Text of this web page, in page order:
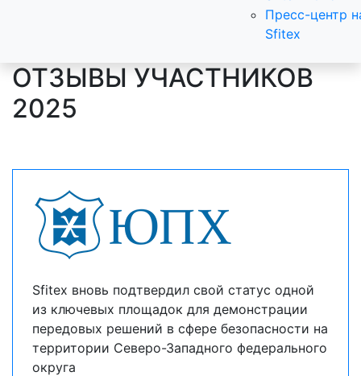
Пресс-центр
Sfitex
ОТЗЫВЫ УЧАСТНИКОВ
2025
Sfitex вновь подтвердил свой статус одной
из ключевых площадок для демонстрации
передовых решений в сфере безопасности на
территории Северо-Западного федерального
округа